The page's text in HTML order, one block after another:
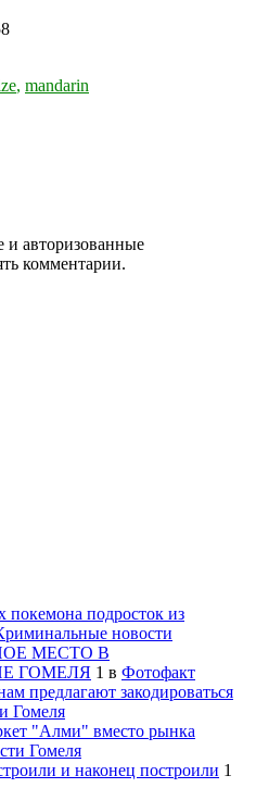
, mandarin
и авторизованные
комментарии.
покемона подросток из
новости
МЕСТО В
ГОМЕЛЯ 1 в Фотофакт
предлагают закодироваться
Гомеля
"Алми" вместо рынка
Гомеля
и наконец построили 1